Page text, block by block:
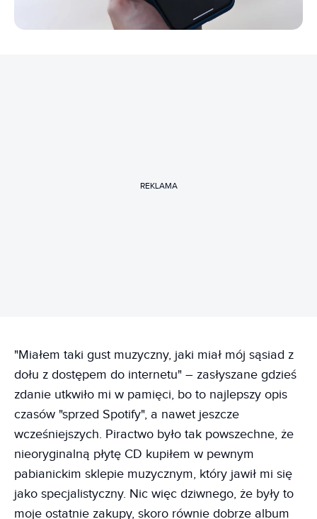
REKLAMA
"Miałem taki gust muzyczny, jaki miał mój sąsiad z
dołu z dostępem do internetu" – zasłyszane gdzieś
zdanie utkwiło mi w pamięci, bo to najlepszy opis
czasów "sprzed Spotify", a nawet jeszcze
wcześniejszych. Piractwo było tak powszechne, że
nieoryginalną płytę CD kupiłem w pewnym
pabianickim sklepie muzycznym, który jawił mi się
jako specjalistyczny. Nic więc dziwnego, że były to
moje ostatnie zakupy, skoro równie dobrze album